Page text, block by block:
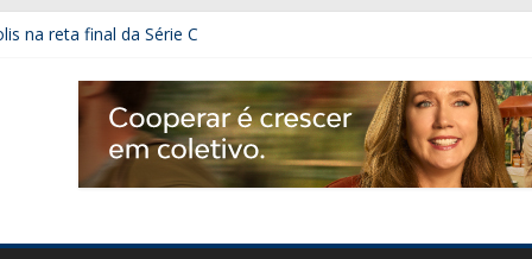
na reta final da Série C
a Copa de Futebol Feminina de 2027
campeão da Série B em 2021